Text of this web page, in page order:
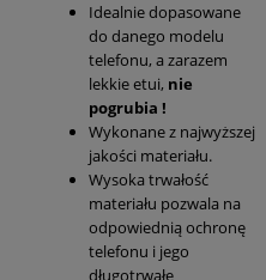
Idealnie dopasowane
do danego modelu
telefonu, a zarazem
lekkie etui, nie
pogrubia !
Wykonane z najwyższej
jakości materiału.
Wysoka trwałość
materiału pozwala na
odpowiednią ochronę
telefonu i jego
długotrwałe